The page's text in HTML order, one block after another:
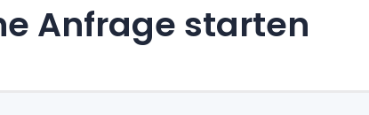
Anfrage starten